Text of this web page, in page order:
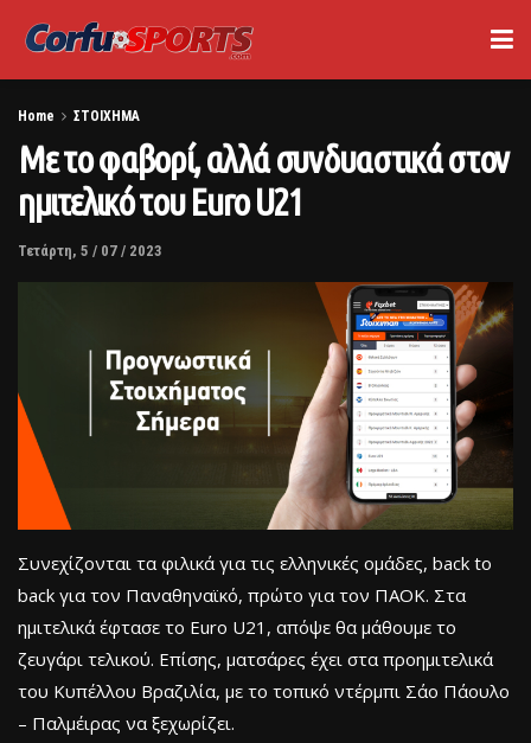
Home ΣΤΟΙΧΗΜΑ
Με το φαβορί, αλλά συνδυαστικά στον
ημιτελικό του Euro U21
Τετάρτη, 5 / 07 / 2023
Συνεχίζονται τα φιλικά για τις ελληνικές ομάδες, back to
back για τον Παναθηναϊκό, πρώτο για τον ΠΑΟΚ. Στα
ημιτελικά έφτασε το Euro U21, απόψε θα μάθουμε το
ζευγάρι τελικού. Επίσης, ματσάρες έχει στα προημιτελικά
του Κυπέλλου Βραζιλία, με το τοπικό ντέρμπι Σάο Πάουλο
– Παλμέιρας να ξεχωρίζει.